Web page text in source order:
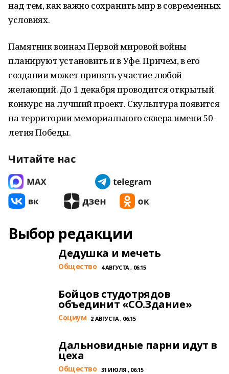
над тем, как важно сохранить мир в современных
условиях.
Памятник воинам Первой мировой войны
планируют установить и в Уфе. Причем, в его
создании может принять участие любой
желающий. До 1 декабря проводится открытый
конкурс на лучший проект. Скульптура появится
на территории мемориального сквера имени 50-
летия Победы.
Читайте нас
Выбор редакции
Дедушка и мечеть
Общество 4 АВГУСТА , 06:15
Бойцов студотрядов
объединит «СО.Здание»
Cоциум 2 АВГУСТА , 06:15
Дальновидные парни идут в
цеха
Общество 31 ИЮЛЯ , 06:15